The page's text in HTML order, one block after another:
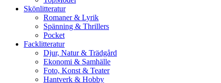
Skönlitteratur
Romaner & Lyrik
Spänning & Thrillers
Pocket
Facklitteratur
Djur, Natur & Trädgård
Ekonomi & Samhälle
Foto, Konst & Teater
Hantverk & Hobby